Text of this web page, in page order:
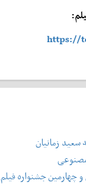
https://
سعید زمانیان
چهارمین جشنواره فیلم